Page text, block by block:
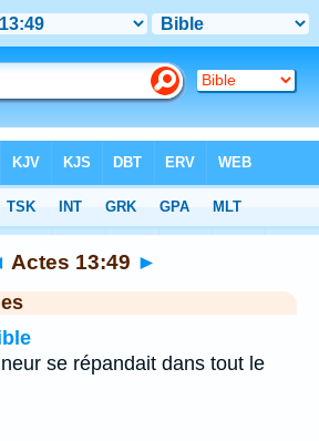
Actes 13:49 ►
se répandait dans tout le